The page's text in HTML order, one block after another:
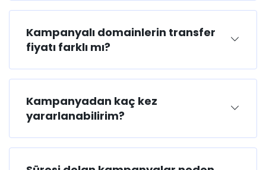
Kampanyalı domainlerin transfer
fiyatı farklı mı?
Kampanyadan kaç kez
yararlanabilirim?